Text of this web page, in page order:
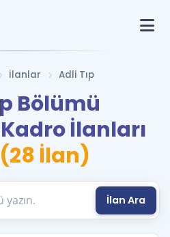
İlanlar Adli Tıp
Bölümü
İlanları
(28 İlan)
İlan Ara